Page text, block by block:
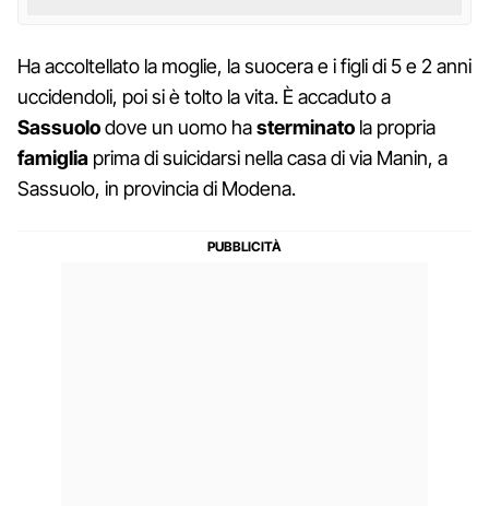
Ha accoltellato la moglie, la suocera e i figli di 5 e 2 anni
uccidendoli, poi si è tolto la vita. È accaduto a
Sassuolodove un uomo hasterminato la propria
famiglia prima di suicidarsi nella casa di via Manin, a
Sassuolo, in provincia di Modena.